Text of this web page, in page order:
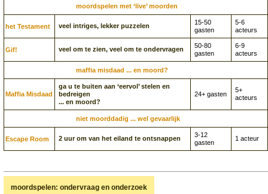
moordspelen met ‘live’ moorden
het Testament veel intriges, lekker puzzelen
15-50
gasten
5-6
acteurs
Gif! veel om te zien, veel om te ondervragen
50-80
gasten
6-9
acteurs
maffia misdaad ... en moord?
Maffia Misdaad
ga u te buiten aan ‘eervol’ stelen en
bedreigen
... en moord?
24+ gasten
5+
acteurs
niet moorddadig ... wel gevaarlijk
Escape Room 2 uur om van het eiland te ontsnappen
3-12
gasten
1 acteur
moordspelen: ondervraag en onderzoek